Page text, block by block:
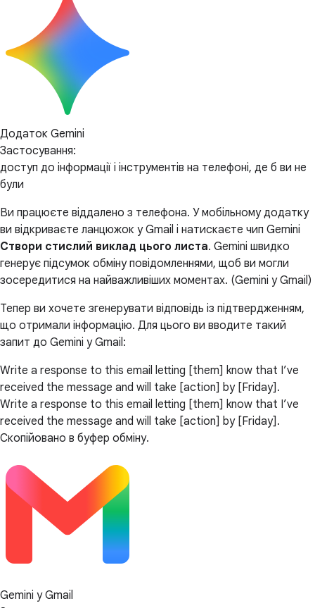
Додаток Gemini
Застосування:
доступ до інформації і інструментів на телефоні, де б ви не
були
Ви працюєте віддалено з телефона. У мобільному додатку
ви відкриваєте ланцюжок у Gmail і натискаєте чип Gemini
Створи стислий виклад цього листа. Gemini швидко
генерує підсумок обміну повідомленнями, щоб ви могли
зосередитися на найважливіших моментах. (Gemini у Gmail)
Тепер ви хочете згенерувати відповідь із підтвердженням,
що отримали інформацію. Для цього ви вводите такий
запит до Gemini у Gmail:
Write a response to this email letting [them] know that I’ve
received the message and will take [action] by [Friday].
Write a response to this email letting [them] know that I’ve
received the message and will take [action] by [Friday].
Скопійовано в буфер обміну.
Gemini у Gmail